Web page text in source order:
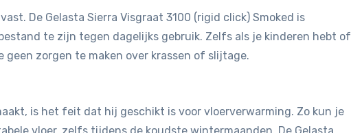
De Gelasta Sierra Visgraat 3100 (rigid click) Smoked is
te zijn tegen dagelijks gebruik. Zelfs als je kinderen hebt of
zorgen te maken over krassen of slijtage.
is het feit dat hij geschikt is voor vloerverwarming. Zo kun je